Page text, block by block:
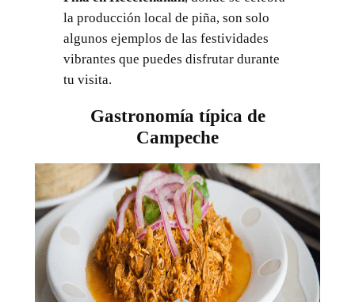
la producción local de piña, son solo
algunos ejemplos de las festividades
vibrantes que puedes disfrutar durante
tu visita.
Gastronomía típica de
Campeche